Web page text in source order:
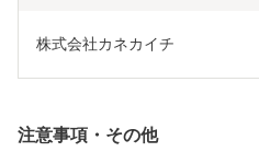
株式会社カネカイチ
注意事項・その他